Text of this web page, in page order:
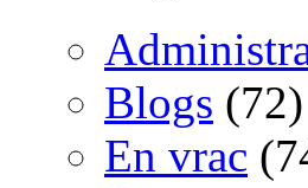
Blogs (72)
En vrac